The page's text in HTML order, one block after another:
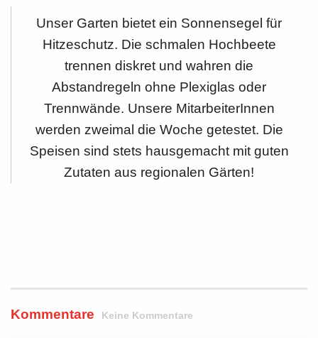
Unser Garten bietet ein Sonnensegel für
Hitzeschutz. Die schmalen Hochbeete
trennen diskret und wahren die
Abstandregeln ohne Plexiglas oder
Trennwände. Unsere MitarbeiterInnen
werden zweimal die Woche getestet. Die
Speisen sind stets hausgemacht mit guten
Zutaten aus regionalen Gärten!
Kommentare Keine Kommentare